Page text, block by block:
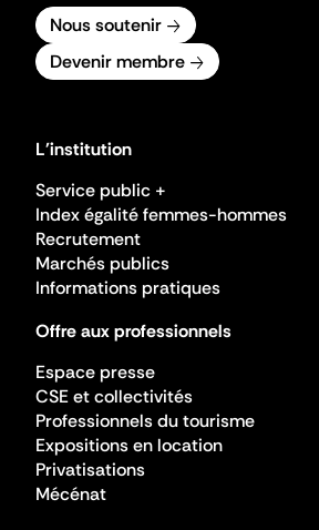
Nous soutenir
Devenir membre
L'institution
Service public +
Index égalité femmes-hommes
Recrutement
Marchés publics
Informations pratiques
Offre aux professionnels
Espace presse
CSE et collectivités
Professionnels du tourisme
Expositions en location
Privatisations
Mécénat